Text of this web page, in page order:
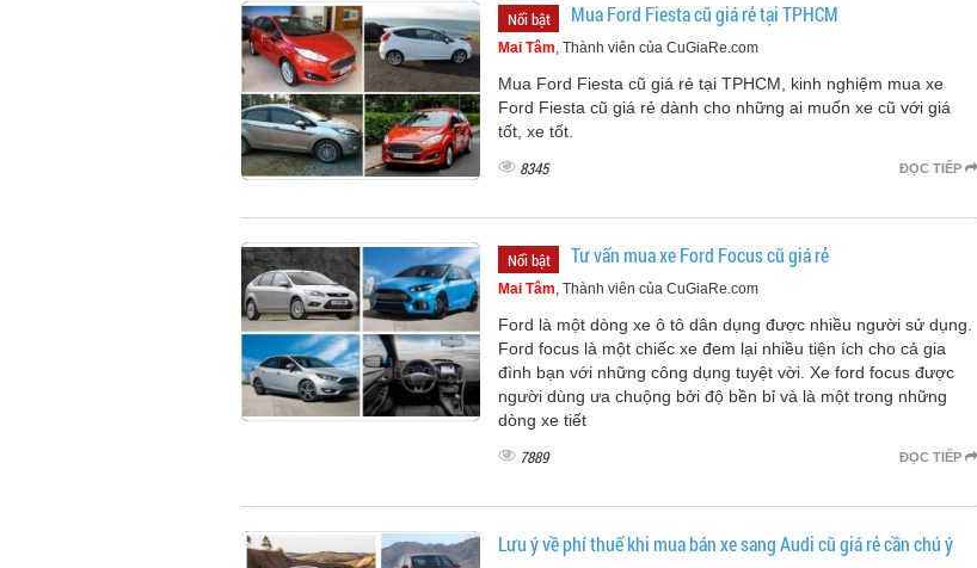
Nổi bật Mua Ford Fiesta cũ giá rẻ tại TPHCM
Mai Tâm, Thành viên của CuGiaRe.com
Mua Ford Fiesta cũ giá rẻ tại TPHCM, kinh nghiệm mua xe
Ford Fiesta cũ giá rẻ dành cho những ai muốn xe cũ với giá
tốt, xe tốt.
ĐỌC TIẾP
8345
Nổi bật Tư vấn mua xe Ford Focus cũ giá rẻ
Mai Tâm, Thành viên của CuGiaRe.com
Ford là một dòng xe ô tô dân dụng được nhiều người sử dụng.
Ford focus là một chiếc xe đem lại nhiều tiện ích cho cả gia
đình bạn với những công dụng tuyệt vời. Xe ford focus được
người dùng ưa chuộng bởi độ bền bỉ và là một trong những
dòng xe tiết
ĐỌC TIẾP
7889
Lưu ý về phí thuế khi mua bán xe sang Audi cũ giá rẻ cần chú ý